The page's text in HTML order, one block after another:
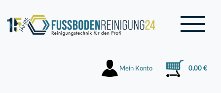
Mein Konto 0,00 €